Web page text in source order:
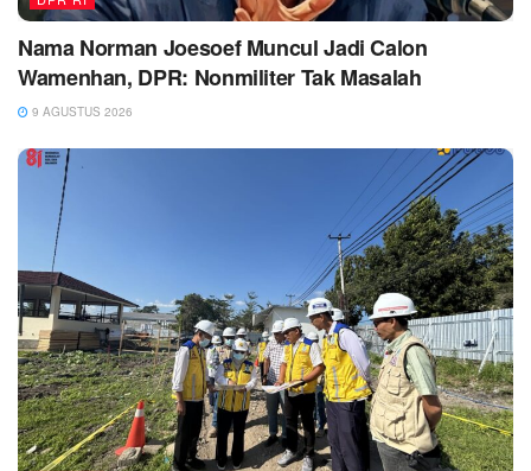
Nama Norman Joesoef Muncul Jadi Calon
Wamenhan, DPR: Nonmiliter Tak Masalah
9 AGUSTUS 2026